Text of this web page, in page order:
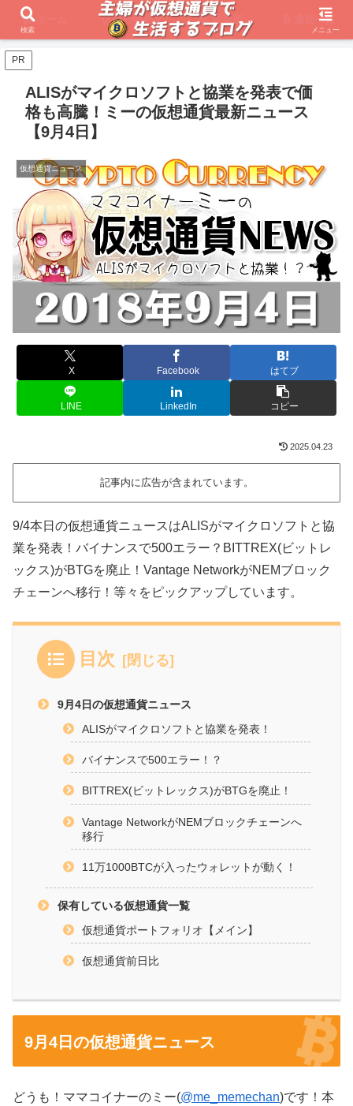
ホーム 初心者必見 取引所 通貨一覧
PR
ALISがマイクロソフトと協業を発表で価
格も高騰！ミーの仮想通貨最新ニュース
【9月4日】
仮想通貨ニュース
X Facebook はてブ
LINE LinkedIn コピー
2025.04.23
記事内に広告が含まれています。
9/4本日の仮想通貨ニュースはALISがマイクロソフトと協
業を発表！バイナンスで500エラー？BITTREX(ビットレ
ックス)がBTGを廃止！Vantage NetworkがNEMブロック
チェーンへ移行！等々をピックアップしています。
目次
9月4日の仮想通貨ニュース
ALISがマイクロソフトと協業を発表！
バイナンスで500エラー！？
BITTREX(ビットレックス)がBTGを廃止！
Vantage NetworkがNEMブロックチェーンへ
移行
11万1000BTCが入ったウォレットが動く！
保有している仮想通貨一覧
仮想通貨ポートフォリオ【メイン】
仮想通貨前日比
9月4日の仮想通貨ニュース
どうも！ママコイナーのミー(@me_memechan)です！本
検索 メニュー